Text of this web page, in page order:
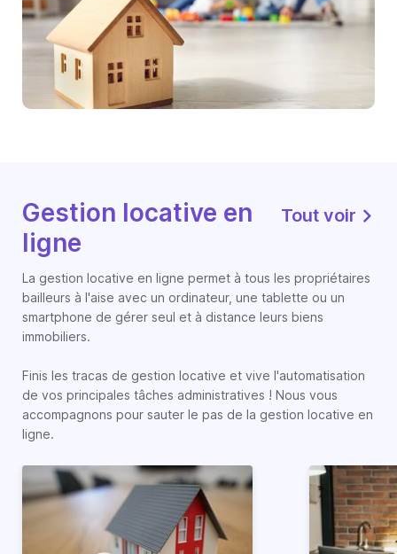
Gestion locative en
ligne
Tout voir
La gestion locative en ligne permet à tous les propriétaires
bailleurs à l'aise avec un ordinateur, une tablette ou un
smartphone de gérer seul et à distance leurs biens
immobiliers.
Finis les tracas de gestion locative et vive l'automatisation
de vos principales tâches administratives ! Nous vous
accompagnons pour sauter le pas de la gestion locative en
ligne.